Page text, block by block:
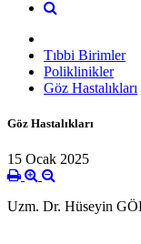
Tıbbi Birimler
Poliklinikler
Göz Hastalıkları
Göz Hastalıkları
15 Ocak 2025
Uzm. Dr. Hüseyin